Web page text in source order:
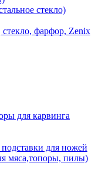
стекло)
фарфор, Zenix
для карвинга
для ножей
мяса,топоры, пилы)